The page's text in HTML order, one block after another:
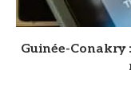
Guinée-Conakry